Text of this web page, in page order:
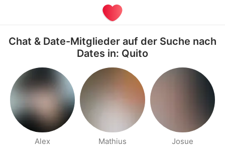
Chat & Date-Mitglieder auf der Suche nach
Dates in: Quito
Alex Mathius Josue